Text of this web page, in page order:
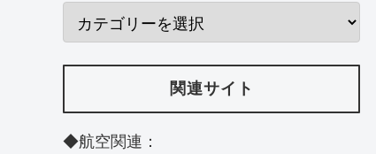
関連サイト
◆航空関連：